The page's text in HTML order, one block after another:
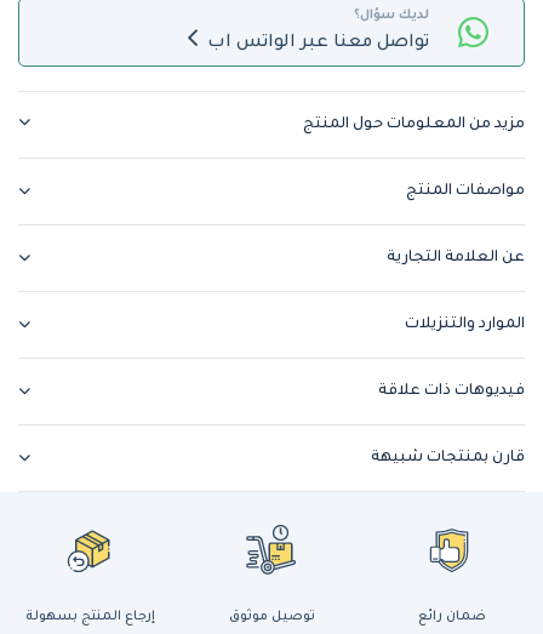
لديك سؤال؟
تواصل معنا عبر الواتس اب
مزيد من المعلومات حول المنتج
مواصفات المنتج
عن العلامة التجارية
الموارد والتنزيلات
فيديوهات ذات علاقة
قارن بمنتجات شبيهة
ضمان رائع توصيل موثوق إرجاع المنتج بسهولة